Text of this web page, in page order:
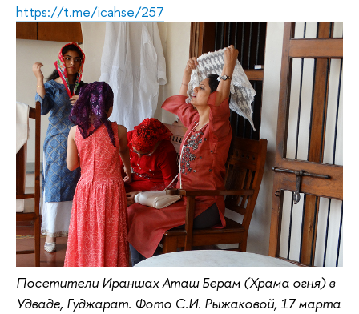
https://t.me/icahse/257
Посетители Ираншах Аташ Берам (Храма огня) в
Удваде, Гуджарат. Фото С.И. Рыжаковой, 17 марта